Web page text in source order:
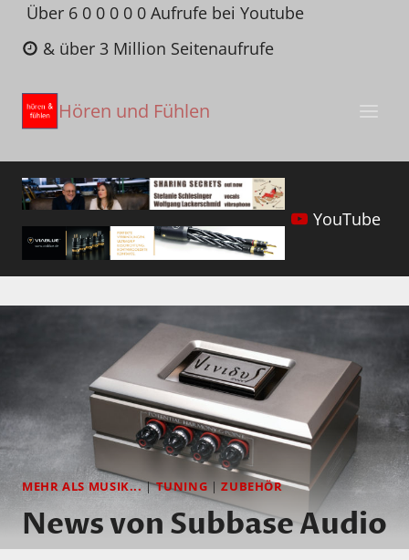
Zum
Inhalt
springen
Über 6 0 0 0 0 0 Aufrufe bei Youtube
& über 3 Million Seitenaufrufe
Hören und Fühlen
YouTube
MEHR ALS MUSIK...|TUNING|ZUBEHÖR
News von Subbase Audio